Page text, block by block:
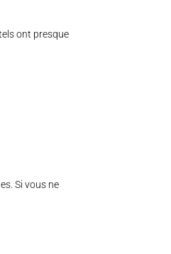
ont presque
Si vous ne